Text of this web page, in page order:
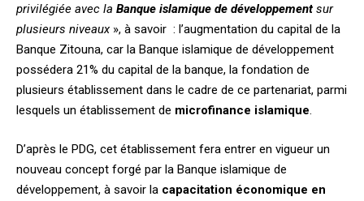
privilégiée avec la Banque islamique de développementsur
plusieurs niveaux », à savoir : l’augmentation du capital de la
Banque Zitouna, car la Banque islamique de développement
possédera 21% du capital de la banque, la fondation de
plusieurs établissement dans le cadre de ce partenariat, parmi
lesquels un établissement de microfinance islamique.
D’après le PDG, cet établissement fera entrer en vigueur un
nouveau concept forgé par la Banque islamique de
développement, à savoir la capacitation économique en